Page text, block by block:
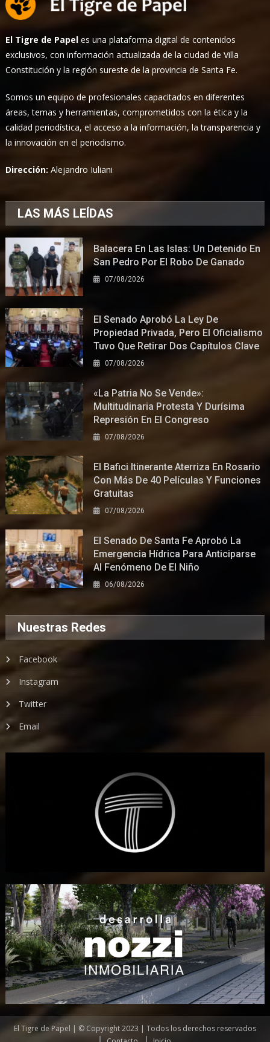
El Tigre de Papel es una plataforma digital de contenidos
exclusivos, con información actualizada de la ciudad de Villa
Constitución y la región sureste de la provincia de Santa Fe.
Somos un equipo de profesionales capacitados en diferentes
áreas, temas y herramientas, comprometidos con la ética y la
calidad periodística, el acceso a la información, la transparencia y
la innovación en el periodismo.
Dirección:Alejandro Iuliani
LAS MÁS LEÍDAS
Balacera En Las Islas: Un Detenido En
San Pedro Por El Robo De Ganado
07/08/2026
El Senado Aprobó La Ley De
Propiedad Privada, Pero El Oficialismo
Tuvo Que Retirar Dos Capítulos Clave
07/08/2026
«La Patria No Se Vende»:
Multitudinaria Protesta Y Durísima
Represión En El Congreso
07/08/2026
El Bafici Itinerante Aterriza En Rosario
Con Más De 40 Películas Y Funciones
Gratuitas
07/08/2026
El Senado De Santa Fe Aprobó La
Emergencia Hídrica Para Anticiparse
Al Fenómeno De El Niño
06/08/2026
Nuestras Redes
Facebook
Instagram
Twitter
Email
El Tigre de Papel | © Copyright 2023 | Todos los derechos reservados